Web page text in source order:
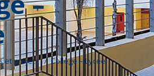
et projets/Collège – Lycée